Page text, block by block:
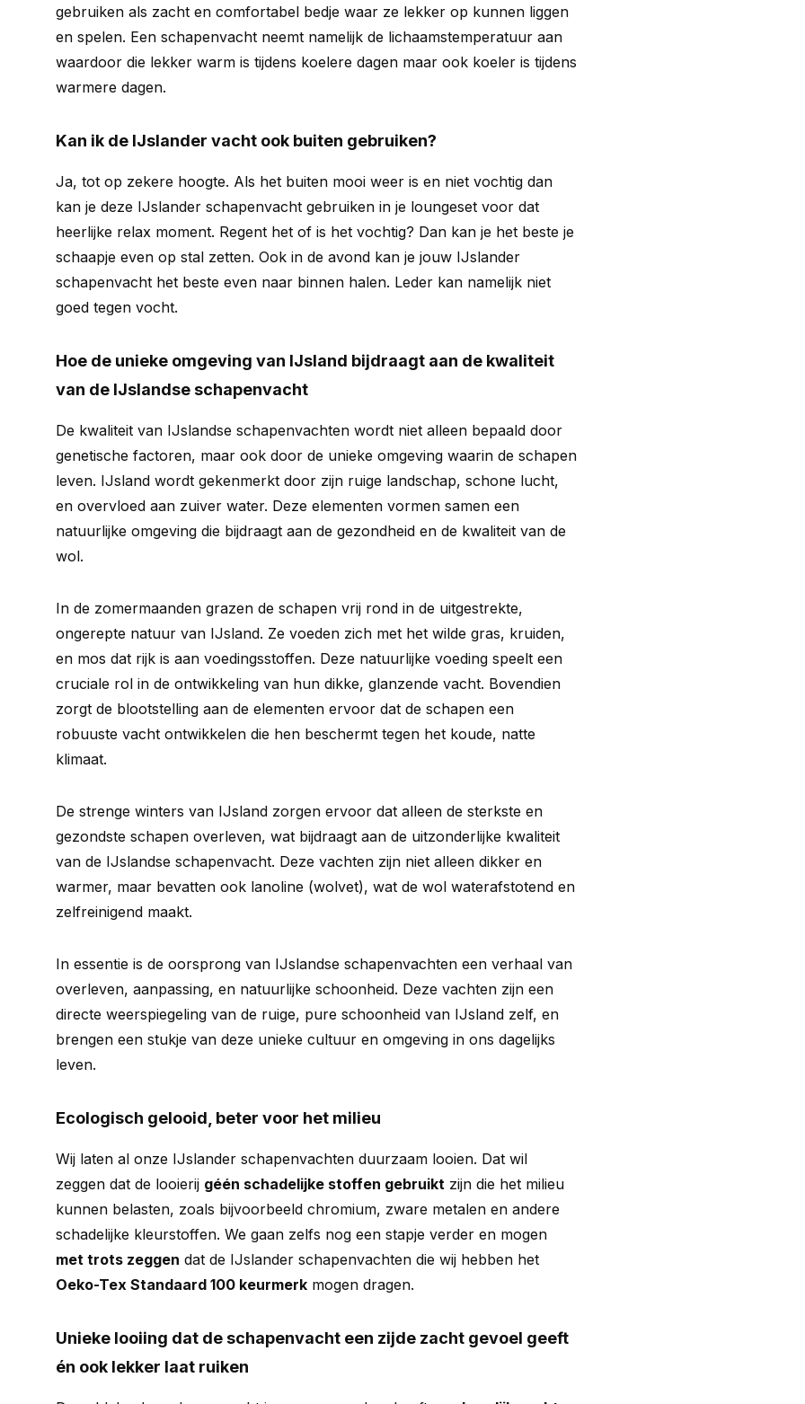
gebruiken als zacht en comfortabel bedje waar ze lekker op kunnen liggen
en spelen. Een schapenvacht neemt namelijk de lichaamstemperatuur aan
waardoor die lekker warm is tijdens koelere dagen maar ook koeler is tijdens
warmere dagen.
Kan ik de IJslander vacht ook buiten gebruiken?
Ja, tot op zekere hoogte. Als het buiten mooi weer is en niet vochtig dan
kan je deze IJslander schapenvacht gebruiken in je loungeset voor dat
heerlijke relax moment. Regent het of is het vochtig? Dan kan je het beste je
schaapje even op stal zetten. Ook in de avond kan je jouw IJslander
schapenvacht het beste even naar binnen halen. Leder kan namelijk niet
goed tegen vocht.
Hoe de unieke omgeving van IJsland bijdraagt aan de kwaliteit
van de IJslandse schapenvacht
De kwaliteit van IJslandse schapenvachten wordt niet alleen bepaald door
genetische factoren, maar ook door de unieke omgeving waarin de schapen
leven. IJsland wordt gekenmerkt door zijn ruige landschap, schone lucht,
en overvloed aan zuiver water. Deze elementen vormen samen een
natuurlijke omgeving die bijdraagt aan de gezondheid en de kwaliteit van de
wol.
In de zomermaanden grazen de schapen vrij rond in de uitgestrekte,
ongerepte natuur van IJsland. Ze voeden zich met het wilde gras, kruiden,
en mos dat rijk is aan voedingsstoffen. Deze natuurlijke voeding speelt een
cruciale rol in de ontwikkeling van hun dikke, glanzende vacht. Bovendien
zorgt de blootstelling aan de elementen ervoor dat de schapen een
robuuste vacht ontwikkelen die hen beschermt tegen het koude, natte
klimaat.
De strenge winters van IJsland zorgen ervoor dat alleen de sterkste en
gezondste schapen overleven, wat bijdraagt aan de uitzonderlijke kwaliteit
van de IJslandse schapenvacht. Deze vachten zijn niet alleen dikker en
warmer, maar bevatten ook lanoline (wolvet), wat de wol waterafstotend en
zelfreinigend maakt.
In essentie is de oorsprong van IJslandse schapenvachten een verhaal van
overleven, aanpassing, en natuurlijke schoonheid. Deze vachten zijn een
directe weerspiegeling van de ruige, pure schoonheid van IJsland zelf, en
brengen een stukje van deze unieke cultuur en omgeving in ons dagelijks
leven.
Ecologisch gelooid, beter voor het milieu
Wij laten al onze IJslander schapenvachten duurzaam looien. Dat wil
zeggen dat de looierij géén schadelijke stoffen gebruikt zijn die het milieu
kunnen belasten, zoals bijvoorbeeld chromium, zware metalen en andere
schadelijke kleurstoffen. We gaan zelfs nog een stapje verder en mogen
met trots zeggen dat de IJslander schapenvachten die wij hebben het
Oeko-Tex Standaard 100 keurmerk mogen dragen.
Unieke looiing dat de schapenvacht een zijde zacht gevoel geeft
én ook lekker laat ruiken